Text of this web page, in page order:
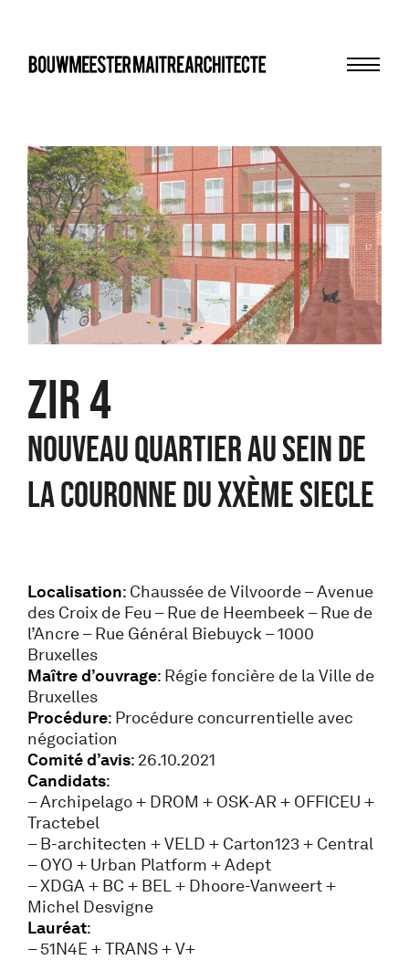
bma
ZIR 4
NOUVEAU QUARTIER AU SEIN DE
LA COURONNE DU XXème SIECLE
Localisation: Chaussée de Vilvoorde – Avenue
des Croix de Feu – Rue de Heembeek – Rue de
l’Ancre – Rue Général Biebuyck – 1000
Bruxelles
Maître d’ouvrage: Régie foncière de la Ville de
Bruxelles
Procédure: Procédure concurrentielle avec
négociation
Comité d’avis: 26.10.2021
Candidats:
– Archipelago + DROM + OSK-AR + OFFICEU +
Tractebel
– B-architecten + VELD + Carton123 + Central
– OYO + Urban Platform + Adept
– XDGA + BC + BEL + Dhoore-Vanweert +
Michel Desvigne
Lauréat:
– 51N4E + TRANS + V+